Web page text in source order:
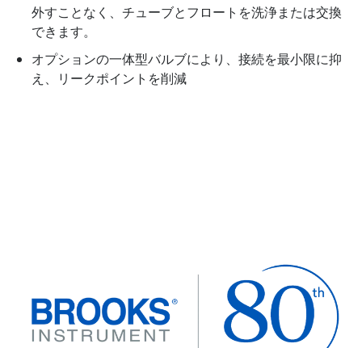
外すことなく、チューブとフロートを洗浄または交換
できます。
オプションの一体型バルブにより、接続を最小限に抑
え、リークポイントを削減